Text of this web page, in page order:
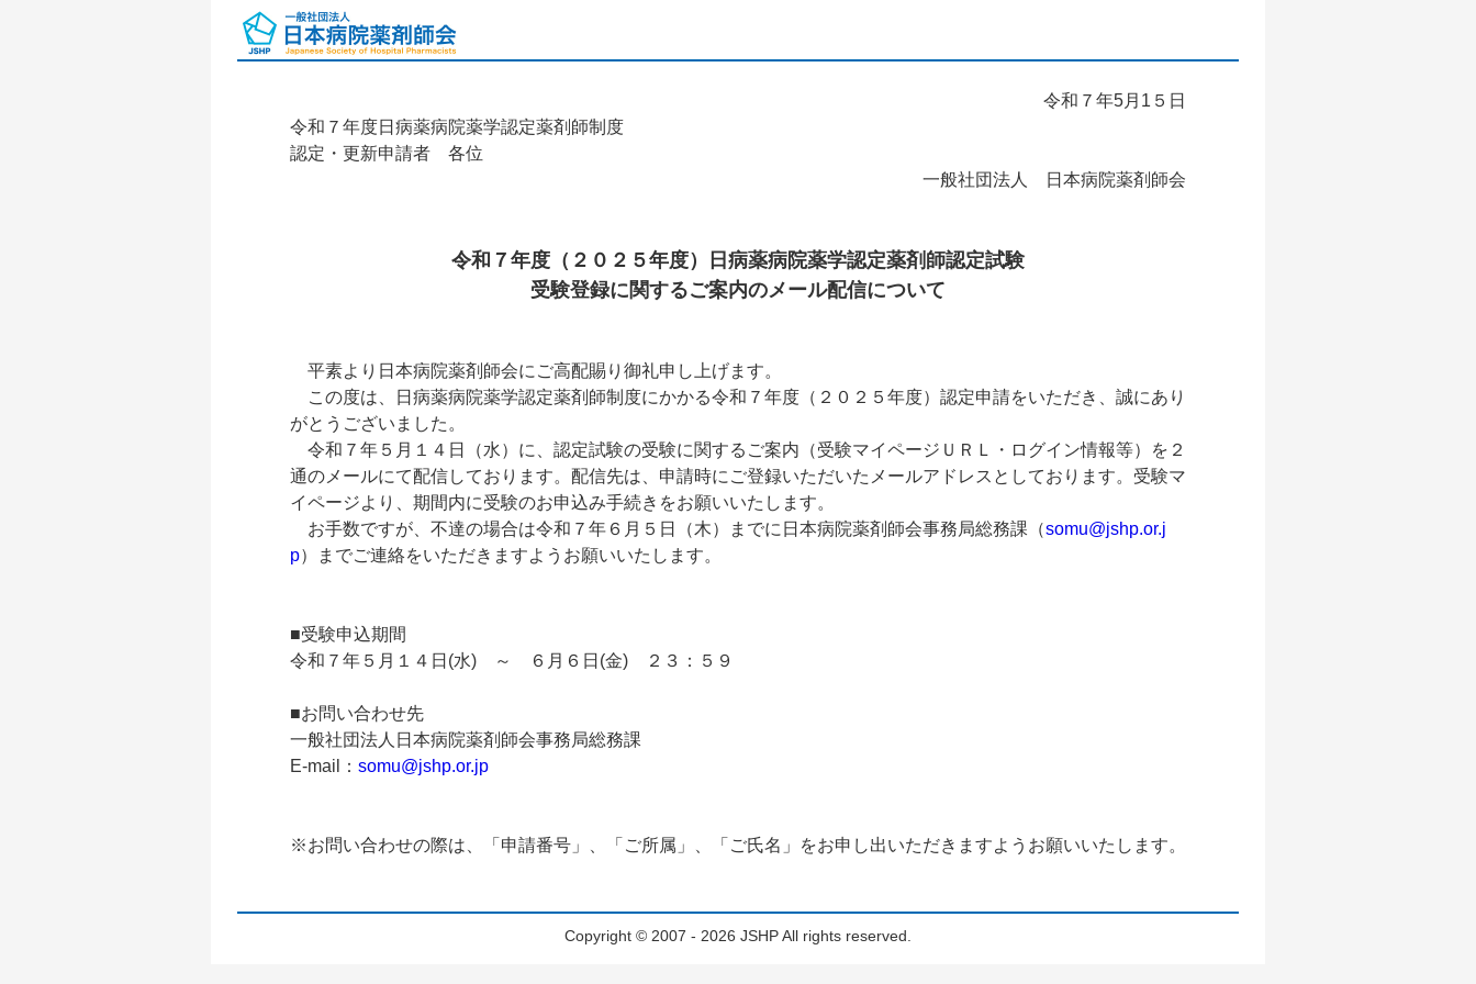
令和７年5月1５日
令和７年度日病薬病院薬学認定薬剤師制度
認定・更新申請者 各位
一般社団法人 日本病院薬剤師会
令和７年度（２０２５年度）日病薬病院薬学認定薬剤師認定試験
受験登録に関するご案内のメール配信について
平素より日本病院薬剤師会にご高配賜り御礼申し上げます。
この度は、日病薬病院薬学認定薬剤師制度にかかる令和７年度（２０２５年度）認定申請をいただき、誠にあり
がとうございました。
令和７年５月１４日（水）に、認定試験の受験に関するご案内（受験マイページＵＲＬ・ログイン情報等）を２
通のメールにて配信しております。配信先は、申請時にご登録いただいたメールアドレスとしております。受験マ
イページより、期間内に受験のお申込み手続きをお願いいたします。
お手数ですが、不達の場合は令和７年６月５日（木）までに日本病院薬剤師会事務局総務課（somu@jshp.or.j
p）までご連絡をいただきますようお願いいたします。
■受験申込期間
令和７年５月１４日(水) ～ ６月６日(金) ２３：５９
■お問い合わせ先
一般社団法人日本病院薬剤師会事務局総務課
E-mail： somu@jshp.or.jp
※お問い合わせの際は、「申請番号」、「ご所属」、「ご氏名」をお申し出いただきますようお願いいたします。
Copyright © 2007 - 2026 JSHP All rights reserved.